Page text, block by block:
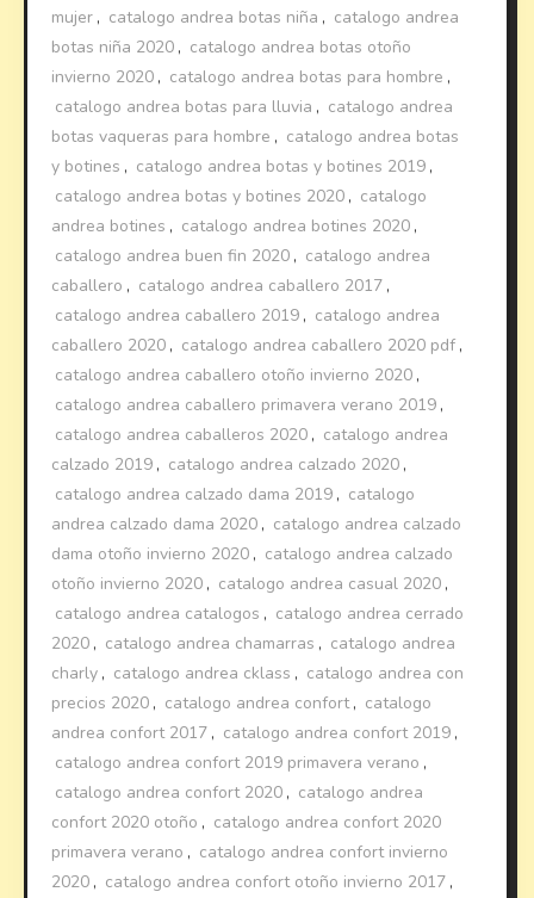
mujer , catalogo andrea botas niña , catalogo andrea
botas niña 2020 , catalogo andrea botas otoño
invierno 2020 , catalogo andrea botas para hombre ,
catalogo andrea botas para lluvia , catalogo andrea
botas vaqueras para hombre , catalogo andrea botas
y botines , catalogo andrea botas y botines 2019 ,
catalogo andrea botas y botines 2020 , catalogo
andrea botines , catalogo andrea botines 2020 ,
catalogo andrea buen fin 2020 , catalogo andrea
caballero , catalogo andrea caballero 2017 ,
catalogo andrea caballero 2019 , catalogo andrea
caballero 2020 , catalogo andrea caballero 2020 pdf ,
catalogo andrea caballero otoño invierno 2020 ,
catalogo andrea caballero primavera verano 2019 ,
catalogo andrea caballeros 2020 , catalogo andrea
calzado 2019 , catalogo andrea calzado 2020 ,
catalogo andrea calzado dama 2019 , catalogo
andrea calzado dama 2020 , catalogo andrea calzado
dama otoño invierno 2020 , catalogo andrea calzado
otoño invierno 2020 , catalogo andrea casual 2020 ,
catalogo andrea catalogos , catalogo andrea cerrado
2020 , catalogo andrea chamarras , catalogo andrea
charly , catalogo andrea cklass , catalogo andrea con
precios 2020 , catalogo andrea confort, catalogo
andrea confort 2017 , catalogo andrea confort 2019 ,
catalogo andrea confort 2019 primavera verano ,
catalogo andrea confort 2020 , catalogo andrea
confort 2020 otoño , catalogo andrea confort 2020
primavera verano , catalogo andrea confort invierno
2020 , catalogo andrea confort otoño invierno 2017 ,